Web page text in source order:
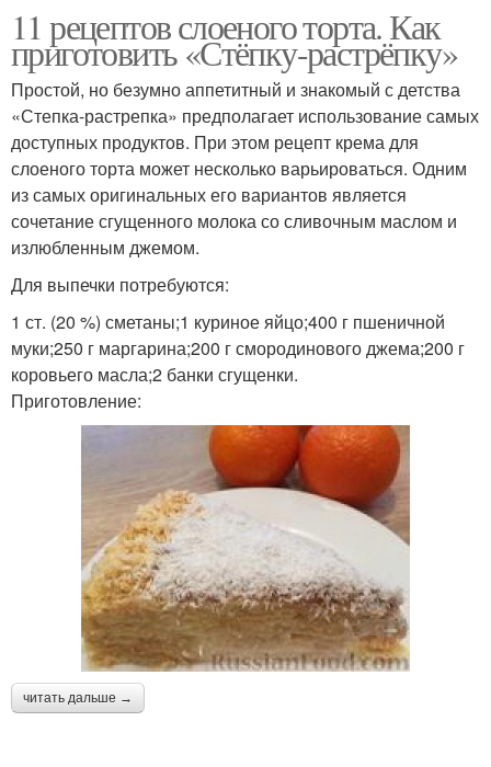
11 рецептов слоеного торта. Как
приготовить «Стёпку-растрёпку»
Простой, но безумно аппетитный и знакомый с детства
«Степка-растрепка» предполагает использование самых
доступных продуктов. При этом рецепт крема для
слоеного торта может несколько варьироваться. Одним
из самых оригинальных его вариантов является
сочетание сгущенного молока со сливочным маслом и
излюбленным джемом.
Для выпечки потребуются:
1 ст. (20 %) сметаны;1 куриное яйцо;400 г пшеничной
муки;250 г маргарина;200 г смородинового джема;200 г
коровьего масла;2 банки сгущенки.
Приготовление:
читать дальше →